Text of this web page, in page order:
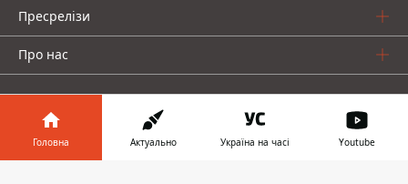
Пресрелізи
Про нас
Головна Актуально Україна на часі Youtube